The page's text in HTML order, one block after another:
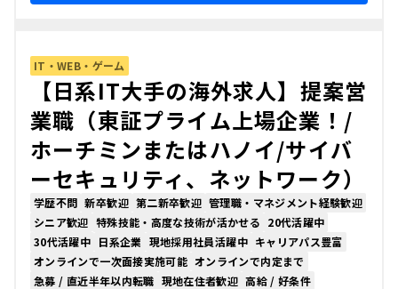
IT・WEB・ゲーム
【日系IT大手の海外求人】提案営
業職（東証プライム上場企業！/
ホーチミンまたはハノイ/サイバ
ーセキュリティ、ネットワーク）
学歴不問 新卒歓迎 第二新卒歓迎 管理職・マネジメント経験歓迎
シニア歓迎 特殊技能・高度な技術が活かせる 20代活躍中
30代活躍中 日系企業 現地採用社員活躍中 キャリアパス豊富
オンラインで一次面接実施可能 オンラインで内定まで
急募 / 直近半年以内転職 現地在住者歓迎 高給 / 好条件